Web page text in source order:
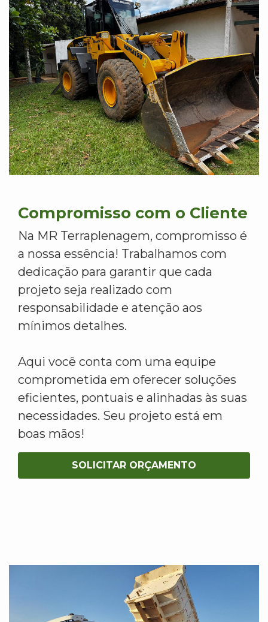
Compromisso com o Cliente
Na MR Terraplenagem, compromisso é
a nossa essência! Trabalhamos com
dedicação para garantir que cada
projeto seja realizado com
responsabilidade e atenção aos
mínimos detalhes.
Aqui você conta com uma equipe
comprometida em oferecer soluções
eficientes, pontuais e alinhadas às suas
necessidades. Seu projeto está em
boas mãos!
SOLICITAR ORÇAMENTO